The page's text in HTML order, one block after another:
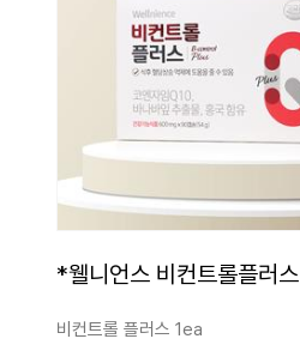
*웰니언스 비컨트롤플러스
비컨트롤 플러스 1ea